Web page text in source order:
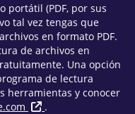
portátil (PDF, por sus
tal vez tengas que
en formato PDF.
de archivos en
Una opción
de lectura
herramientas y conocer
.